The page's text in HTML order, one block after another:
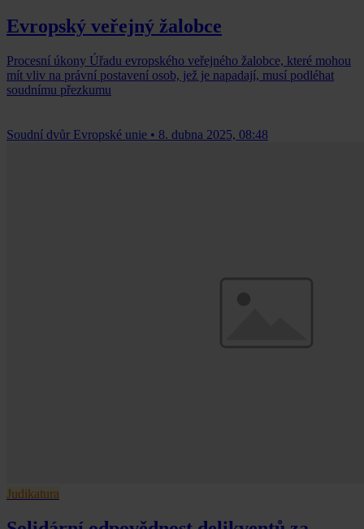
Evropský veřejný žalobce
Procesní úkony Úřadu evropského veřejného žalobce, které mohou
mít vliv na právní postavení osob, jež je napadají, musí podléhat
soudnímu přezkumu
Soudní dvůr Evropské unie • 8. dubna 2025, 08:48
Judikatura